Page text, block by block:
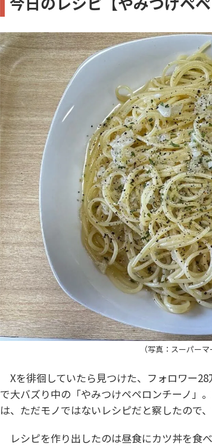
（写真：スーパー
Xを徘徊していたら見つけた、フォロワー
で大バズり中の「やみつけペペロンチーノ」
は、ただモノではないレシピだと察したので
レシピを作り出したのは昼食にカツ丼を